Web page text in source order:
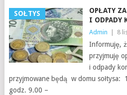
SOŁTYS
OPŁATY
I ODPADY
Admin 8
Informuję,
przyjmuję
i odpady
przyjmowane będą w domu sołtysa:
godz. 9.00 –